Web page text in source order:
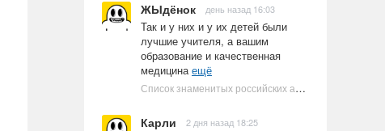
ЖЫдёнок день назад 16:03
Так и у них и у их детей были
лучшие учителя, а вашим
образование и качественная
медицинаещё
Список знаменитых российских артистов-евреев | Ультрамарин
Карли 2 дня назад 18:25